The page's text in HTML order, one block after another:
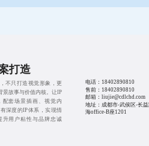
打造
不只打造视觉形象，更
景故事与价值内核。让IP
配套场景插画、视觉内
深度的IP体系，实现情
升用户粘性与品牌忠诚
电话： 18402890810
售前： 18402890810
邮箱：liujie@cdlchd.com
地址：成都市-武侯区-长
海office-B座1201